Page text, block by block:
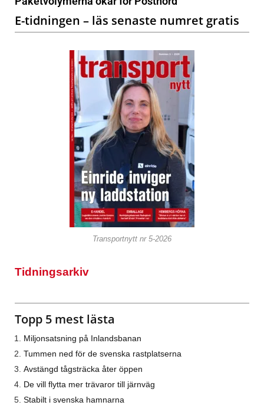
E-tidningen – läs senaste numret gratis
Transportnytt nr 5-2026
Tidningsarkiv
Topp 5 mest lästa
Miljonsatsning på Inlandsbanan
Tummen ned för de svenska rastplatserna
Avstängd tågsträcka åter öppen
De vill flytta mer trävaror till järnväg
Stabilt i svenska hamnarna